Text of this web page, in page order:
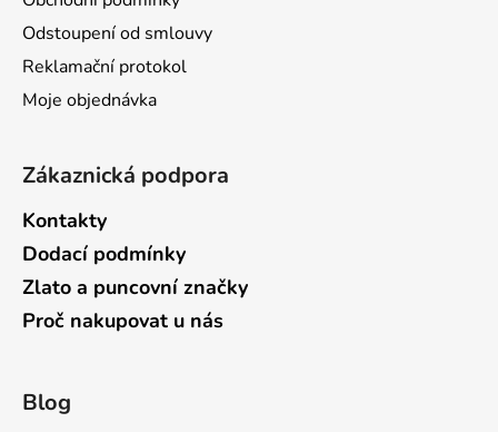
Odstoupení od smlouvy
Reklamační protokol
Moje objednávka
Zákaznická podpora
Kontakty
Dodací podmínky
Zlato a puncovní značky
Proč nakupovat u nás
Blog